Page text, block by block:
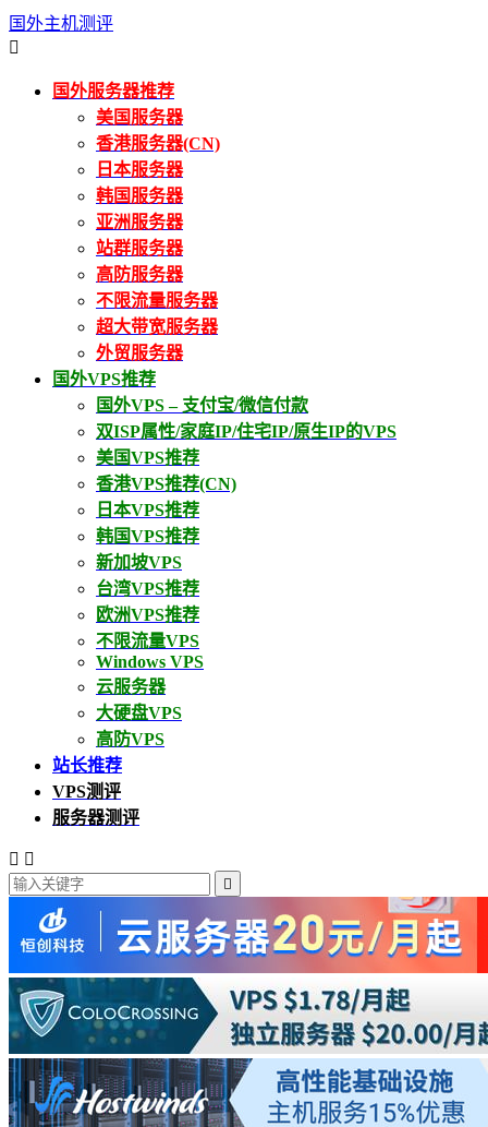
国外主机测评

国外服务器推荐
美国服务器
香港服务器(CN)
日本服务器
韩国服务器
亚洲服务器
站群服务器
高防服务器
不限流量服务器
超大带宽服务器
外贸服务器
国外VPS推荐
国外VPS – 支付宝/微信付款
双ISP属性/家庭IP/住宅IP/原生IP的VPS
美国VPS推荐
香港VPS推荐(CN)
日本VPS推荐
韩国VPS推荐
新加坡VPS
台湾VPS推荐
欧洲VPS推荐
不限流量VPS
Windows VPS
云服务器
大硬盘VPS
高防VPS
站长推荐
VPS测评
服务器测评
 
